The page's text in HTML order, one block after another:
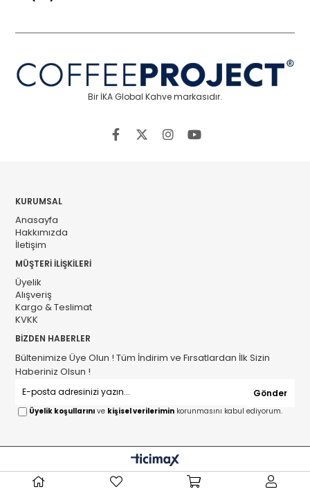
Bir İKA Global Kahve markasıdır.
KURUMSAL
Anasayfa
Hakkımızda
İletişim
MÜŞTERİ İLİŞKİLERİ
Üyelik
Alışveriş
Kargo & Teslimat
KVKK
BİZDEN HABERLER
Bültenimize Üye Olun ! Tüm İndirim ve Fırsatlardan İlk Sizin
Haberiniz Olsun !
Gönder
Üyelik koşullarını ve kişisel verilerimin korunmasını kabul ediyorum.